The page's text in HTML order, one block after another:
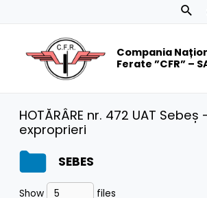
Compania
Ferate ”CFR” –
HOTĂRÂRE nr. 472 UAT Sebeș
exproprieri
SEBES
Show files